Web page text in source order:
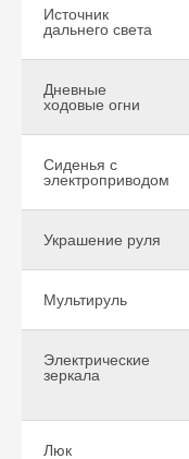
Источник
дальнего света
Дневные
ходовые огни
Сиденья с
электроприводом
Украшение руля
Мультируль
Электрические
зеркала
Люк